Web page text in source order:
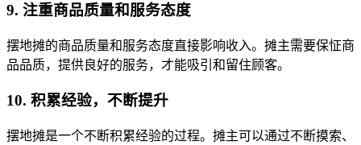
9. 注重商品质量和服务态度
摆地摊的商品质量和服务态度直接影响收入。摊主需要保怔商
品品质，提供良好的服务，才能吸引和留住顾客。
10. 积累经验，不断提升
摆地摊是一个不断积累经验的过程。摊主可以通过不断摸索、